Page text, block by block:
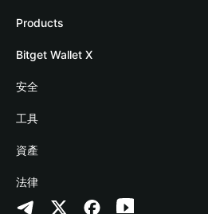
關於 Bitget Wallet
部落格
學院
加密資訊
幫助中心
‌聯繫我們
Products
Crypto Card
Stablecoin Earn
Payfi Crypto
Crypto Swap API
Altcoin Season Index
Bitget Wallet X
開發者文件
連接錢包
Bitget Wallet Pay
合作上架
安全
風險保障基金
安全防護技術
工具
快捷買幣
授權檢測
資產
Arbitrum
法律